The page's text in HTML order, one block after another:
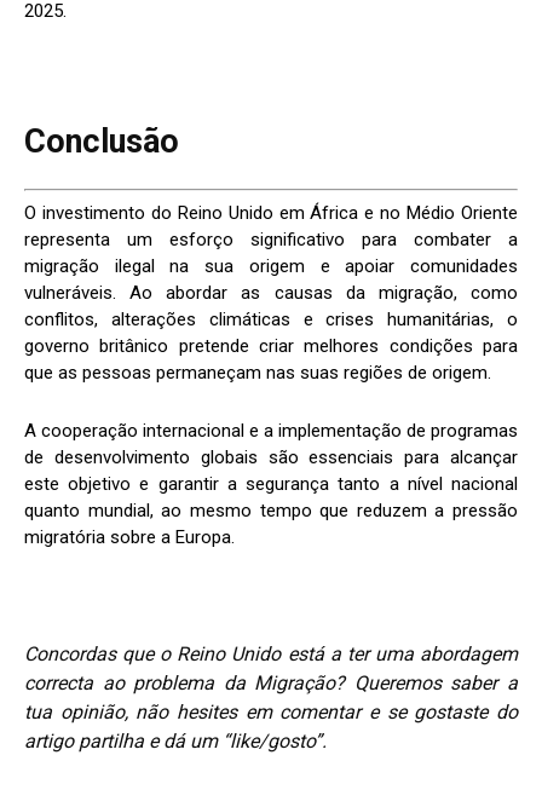
2025.
Conclusão
O investimento do Reino Unido em África e no Médio Oriente
representa um esforço significativo para combater a
migração ilegal na sua origem e apoiar comunidades
vulneráveis. Ao abordar as causas da migração, como
conflitos, alterações climáticas e crises humanitárias, o
governo britânico pretende criar melhores condições para
que as pessoas permaneçam nas suas regiões de origem.
A cooperação internacional e a implementação de programas
de desenvolvimento globais são essenciais para alcançar
este objetivo e garantir a segurança tanto a nível nacional
quanto mundial, ao mesmo tempo que reduzem a pressão
migratória sobre a Europa.
Concordas que o Reino Unido está a ter uma abordagem
correcta ao problema da Migração? Queremos saber a
tua opinião, não hesites em comentar e se gostaste do
artigo partilha e dá um “like/gosto”.